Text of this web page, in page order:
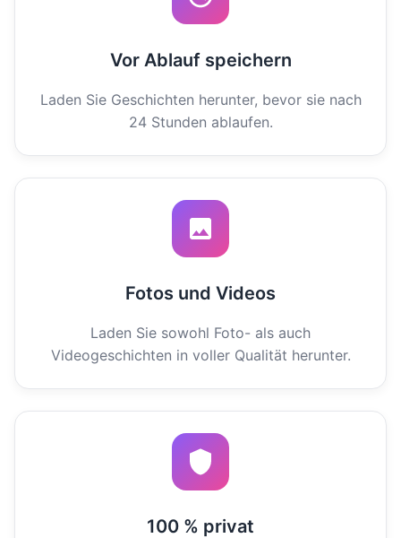
Vor Ablauf speichern
Laden Sie Geschichten herunter, bevor sie nach
24 Stunden ablaufen.
Fotos und Videos
Laden Sie sowohl Foto- als auch
Videogeschichten in voller Qualität herunter.
100 % privat